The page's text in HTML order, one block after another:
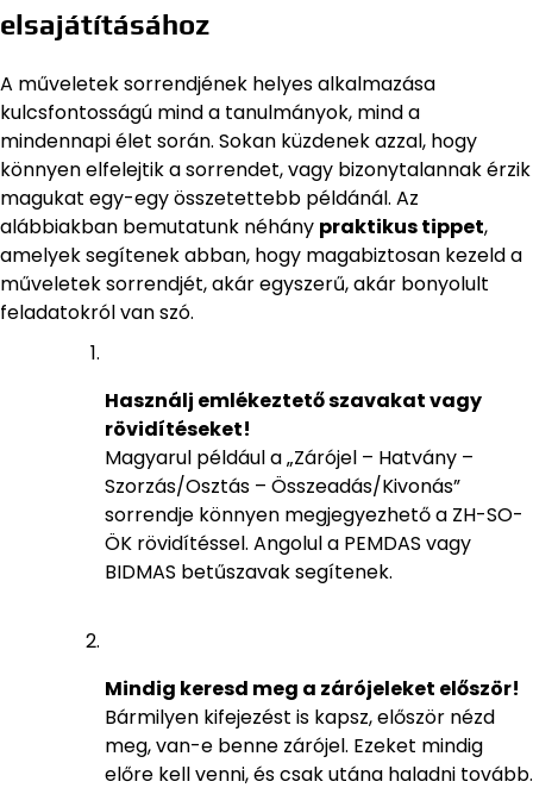
elsajátításához
A műveletek sorrendjének helyes alkalmazása
kulcsfontosságú mind a tanulmányok, mind a
mindennapi élet során. Sokan küzdenek azzal, hogy
könnyen elfelejtik a sorrendet, vagy bizonytalannak érzik
magukat egy-egy összetettebb példánál. Az
alábbiakban bemutatunk néhány praktikus tippet,
amelyek segítenek abban, hogy magabiztosan kezeld a
műveletek sorrendjét, akár egyszerű, akár bonyolult
feladatokról van szó.
Használj emlékeztető szavakat vagy
rövidítéseket!
Magyarul például a „Zárójel – Hatvány –
Szorzás/Osztás – Összeadás/Kivonás”
sorrendje könnyen megjegyezhető a ZH-SO-
ÖK rövidítéssel. Angolul a PEMDAS vagy
BIDMAS betűszavak segítenek.
Mindig keresd meg a zárójeleket először!
Bármilyen kifejezést is kapsz, először nézd
meg, van-e benne zárójel. Ezeket mindig
előre kell venni, és csak utána haladni tovább.